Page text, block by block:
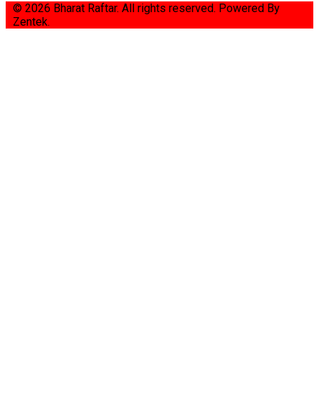
© 2026 Bharat Raftar. All rights reserved. Powered By
Zentek.